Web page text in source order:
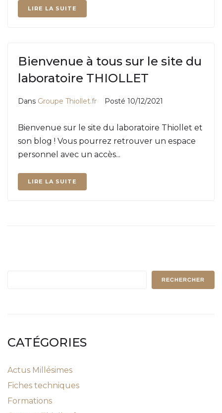
LIRE LA SUITE
Bienvenue à tous sur le site du
laboratoire THIOLLET
Dans Groupe Thiollet.fr Posté 10/12/2021
Bienvenue sur le site du laboratoire Thiollet et
son blog ! Vous pourrez retrouver un espace
personnel avec un accès...
LIRE LA SUITE
RECHERCHER
CATÉGORIES
Actus Millésimes
Fiches techniques
Formations